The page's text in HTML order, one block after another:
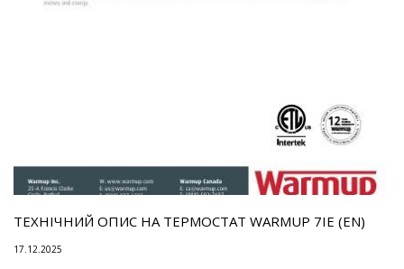
ТЕХНІЧНИЙ ОПИС НА ТЕРМОСТАТ WARMUP 7IE (EN)
17.12.2025